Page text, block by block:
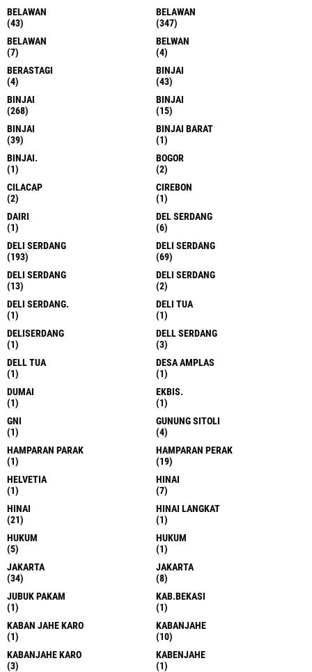
BELAWAN
(43)
BELAWAN
(347)
BELAWAN
(7)
BELWAN
(4)
BERASTAGI
(4)
BINJAI
(43)
BINJAI
(268)
BINJAI
(15)
BINJAI
(39)
BINJAI BARAT
(1)
BINJAI.
(1)
BOGOR
(2)
CILACAP
(2)
CIREBON
(1)
DAIRI
(1)
DEL SERDANG
(6)
DELI SERDANG
(193)
DELI SERDANG
(69)
DELI SERDANG
(13)
DELI SERDANG
(2)
DELI SERDANG.
(1)
DELI TUA
(1)
DELISERDANG
(1)
DELL SERDANG
(3)
DELL TUA
(1)
DESA AMPLAS
(1)
DUMAI
(1)
EKBIS.
(1)
GNI
(1)
GUNUNG SITOLI
(4)
HAMPARAN PARAK
(1)
HAMPARAN PERAK
(19)
HELVETIA
(1)
HINAI
(7)
HINAI
(21)
HINAI LANGKAT
(1)
HUKUM
(5)
HUKUM
(1)
JAKARTA
(34)
JAKARTA
(8)
JUBUK PAKAM
(1)
KAB.BEKASI
(1)
KABAN JAHE KARO
(1)
KABANJAHE
(10)
KABANJAHE KARO
(3)
KABENJAHE
(1)